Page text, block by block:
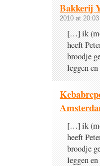
Bakkerij
2010 at 20:03
[…] ik
heeft
broodje
leggen
[…] ik
heeft
broodje
leggen